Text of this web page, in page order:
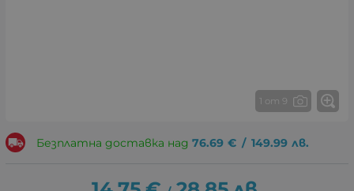
1 от 9
Безплатна доставка над 76.69 € / 149.99 лв.